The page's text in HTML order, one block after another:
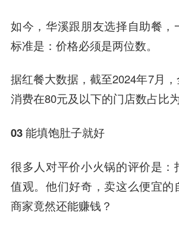
如今，华溪跟朋友选择自助餐，
标准是：价格必须是两位数。
据红餐大数据，截至2024年7月
消费在80元及以下的门店数占比为
03 能填饱肚子就好
很多人对平价小火锅的评价是：
值观。他们好奇，卖这么便宜的
商家竟然还能赚钱？